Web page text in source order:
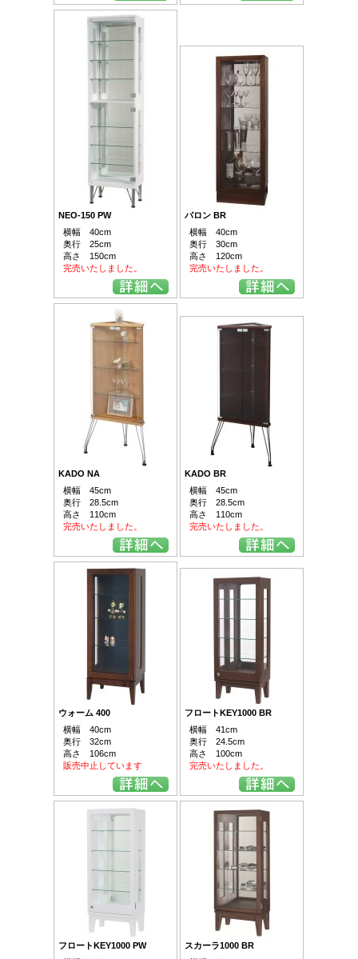
NEO-150 PW
横幅 40cm
奥行 25cm
高さ 150cm
完売いたしました。
バロン BR
横幅 40cm
奥行 30cm
高さ 120cm
完売いたしました。
KADO NA
横幅 45cm
奥行 28.5cm
高さ 110cm
完売いたしました。
KADO BR
横幅 45cm
奥行 28.5cm
高さ 110cm
完売いたしました。
ウォーム 400
横幅 40cm
奥行 32cm
高さ 106cm
販売中止しています
フロートKEY1000 BR
横幅 41cm
奥行 24.5cm
高さ 100cm
完売いたしました。
フロートKEY1000 PW
スカーラ1000 BR